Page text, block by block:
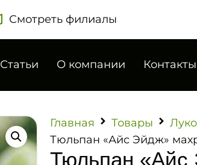
Смотреть филиалы
Статьи О компании Контакты
Главная Товары
Тюльпан «Айс Эйдж»
Тюльпан